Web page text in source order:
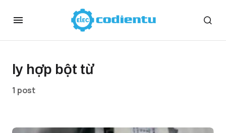
ly hợp bột từ
1 post